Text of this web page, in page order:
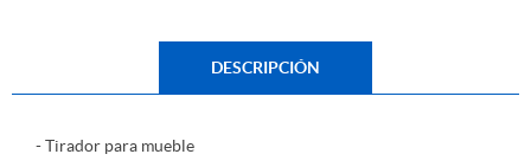
DESCRIPCIÓN
- Tirador para mueble